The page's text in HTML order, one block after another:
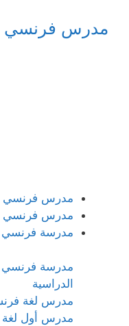
مدرس فرنسي
مدرس فرنسي
مدرس فرنسي
مدرسة فرنسي
مدرسة فرنسي
الدراسية
مدرس لغة